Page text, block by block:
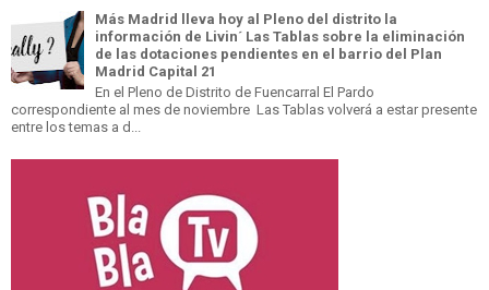
Más Madrid lleva hoy al Pleno del distrito la
información de Livin´ Las Tablas sobre la eliminación
de las dotaciones pendientes en el barrio del Plan
Madrid Capital 21
En el Pleno de Distrito de Fuencarral El Pardo
correspondiente al mes de noviembre Las Tablas volverá a estar presente
entre los temas a d...